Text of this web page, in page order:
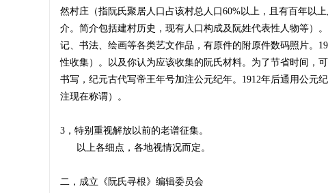
然村庄（指阮氏聚居人口占该村总人口60%以上，且有百年以
介。简介包括建村历史，现有人口构成及阮姓代表性人物等）
记、书法、绘画等各类艺文作品，有原件的附原件数码照片。
性收集）。以及你认为应该收集的阮氏材料。为了节省时间，
书写，纪元古代写帝王年号加注公元纪年。1912年后通用公元
注现在称谓）。
3，特别重视解放以前的老谱征集。
以上各细点，各地视情况而定。
二，成立《阮氏寻根》编辑委员会